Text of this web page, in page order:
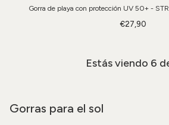
Gorra de playa con protección UV 50+ -
€27,90
Estás viendo 6
Gorras para el sol